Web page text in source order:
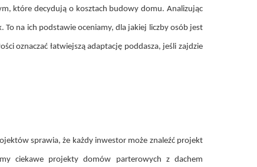
które decydują o kosztach budowy domu. Analizując
To na ich podstawie oceniamy, dla jakiej liczby osób jest
oznaczać łatwiejszą adaptację poddasza, jeśli zajdzie
sprawia, że każdy inwestor może znaleźć projekt
ciekawe projekty domów parterowych z dachem